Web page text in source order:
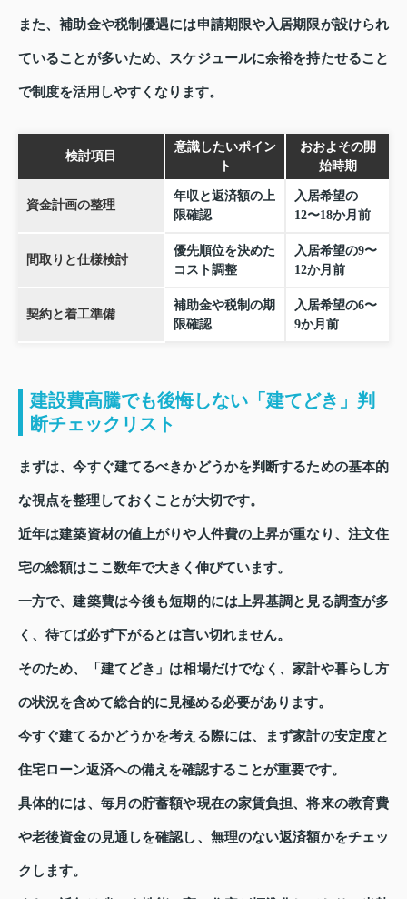
また、補助金や税制優遇には申請期限や入居期限が設けられ
ていることが多いため、スケジュールに余裕を持たせること
で制度を活用しやすくなります。
検討項目
意識したいポイン
ト
おおよその開
始時期
資金計画の整理
年収と返済額の上
限確認
入居希望の
12〜18か月前
間取りと仕様検討
優先順位を決めた
コスト調整
入居希望の9〜
12か月前
契約と着工準備
補助金や税制の期
限確認
入居希望の6〜
9か月前
建設費高騰でも後悔しない「建てどき」判
断チェックリスト
まずは、今すぐ建てるべきかどうかを判断するための基本的
な視点を整理しておくことが大切です。
近年は建築資材の値上がりや人件費の上昇が重なり、注文住
宅の総額はここ数年で大きく伸びています。
一方で、建築費は今後も短期的には上昇基調と見る調査が多
く、待てば必ず下がるとは言い切れません。
そのため、「建てどき」は相場だけでなく、家計や暮らし方
の状況を含めて総合的に見極める必要があります。
今すぐ建てるかどうかを考える際には、まず家計の安定度と
住宅ローン返済への備えを確認することが重要です。
具体的には、毎月の貯蓄額や現在の家賃負担、将来の教育費
や老後資金の見通しを確認し、無理のない返済額かをチェッ
クします。